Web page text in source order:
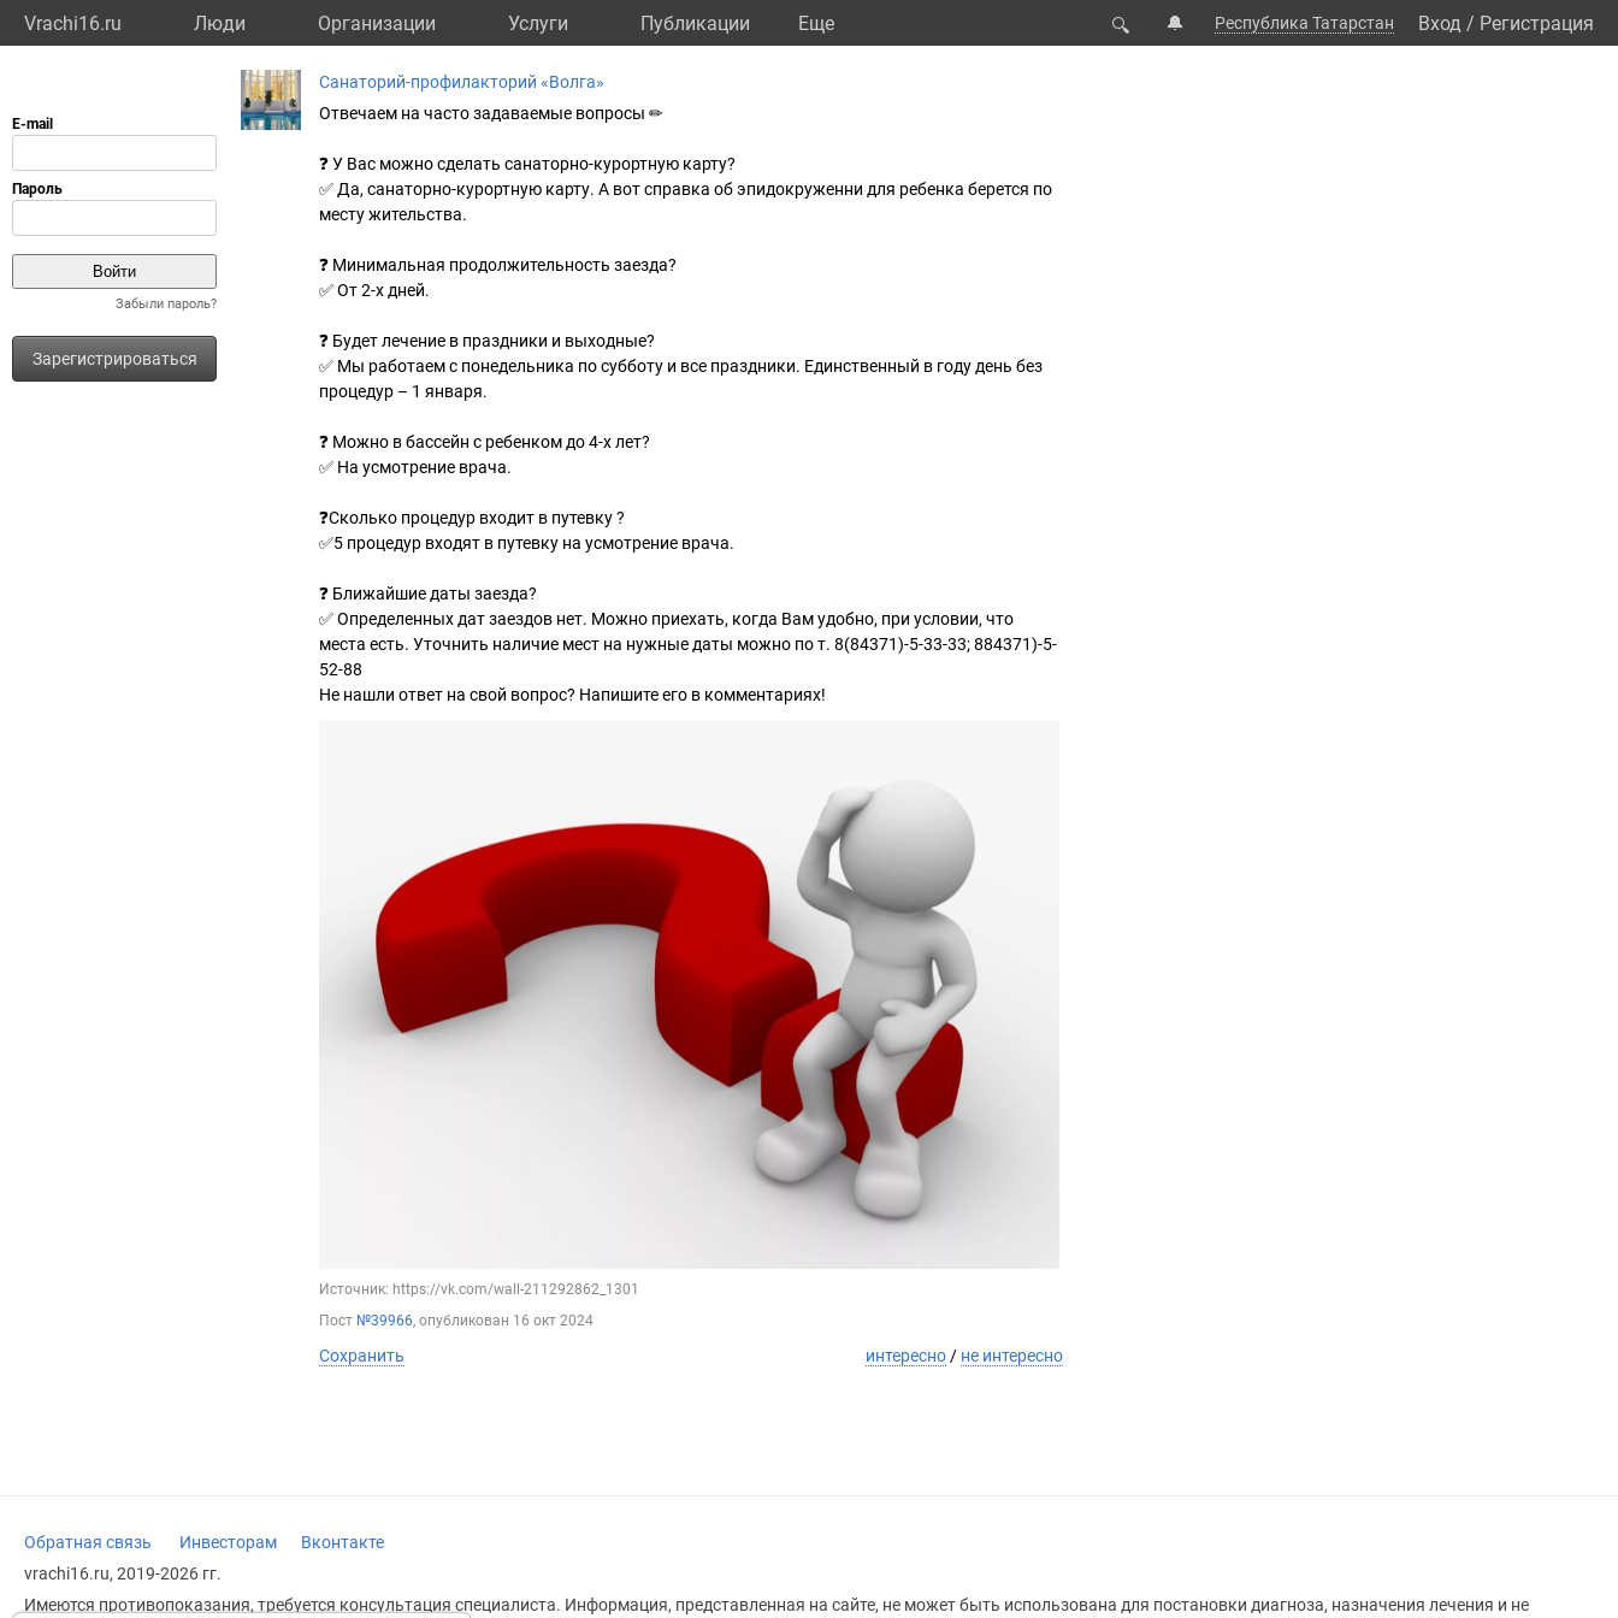
Vrachi16.ru Люди Организации Услуги Публикации Eще 🔍 🔔 Республика Татарстан Вход / Регистрация
Забыли пароль?
Зарегистрироваться
Санаторий-профилакторий «Волга»
Отвечаем на часто задаваемые вопросы ✏
❓ У Вас можно сделать санаторно-курортную карту?
✅ Да, санаторно-курортную карту. А вот справка об эпидокруженни для ребенка берется по
месту жительства.
❓ Минимальная продолжительность заезда?
✅ От 2-х дней.
❓ Будет лечение в праздники и выходные?
✅ Мы работаем с понедельника по субботу и все праздники. Единственный в году день без
процедур – 1 января.
❓ Можно в бассейн с ребенком до 4-х лет?
✅ На усмотрение врача.
❓Сколько процедур входит в путевку ?
✅5 процедур входят в путевку на усмотрение врача.
❓ Ближайшие даты заезда?
✅ Определенных дат заездов нет. Можно приехать, когда Вам удобно, при условии, что
места есть. Уточнить наличие мест на нужные даты можно по т. 8(84371)-5-33-33; 884371)-5-
52-88
Не нашли ответ на свой вопрос? Напишите его в комментариях!
Источник: https://vk.com/wall-211292862_1301
Пост №39966, опубликован 16 окт 2024
Сохранить интересно/ не интересно
Обратная связь Инвесторам
Вконтакте
vrachi16.ru, 2019-2026 гг.
Имеются противопоказания, требуется консультация специалиста. Информация, представленная на сайте, не может быть использована для постановки диагноза, назначения лечения и не